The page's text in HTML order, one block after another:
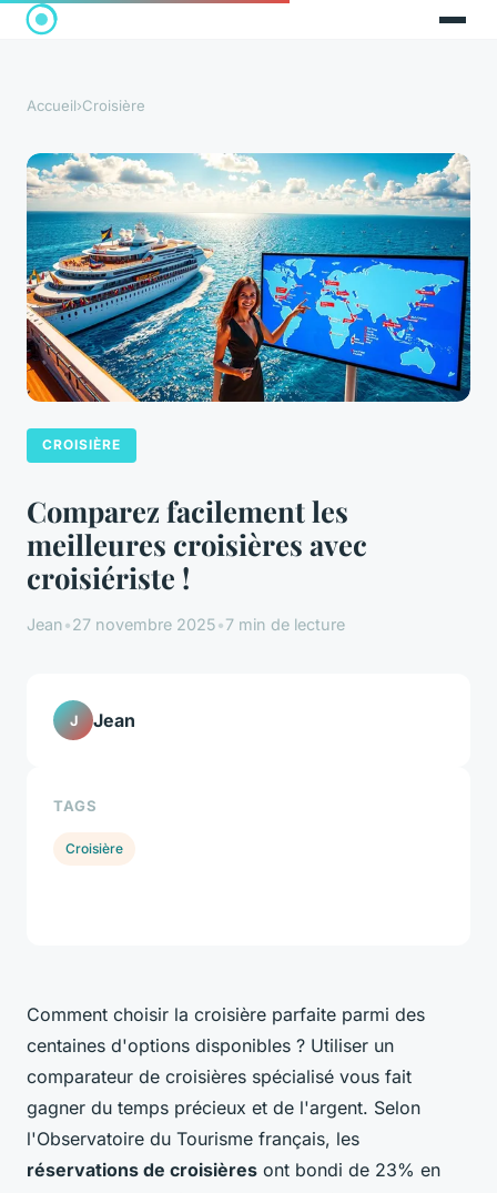
Accueil›Croisière
CROISIÈRE
Comparez facilement les
meilleures croisières avec
croisiériste !
Jean•27 novembre 2025•7 min de lecture
Comment choisir la croisière parfaite parmi des
centaines d'options disponibles ? Utiliser un
comparateur de croisières spécialisé vous fait
gagner du temps précieux et de l'argent. Selon
l'Observatoire du Tourisme français, les
réservations de croisières ont bondi de 23% en
J Jean
TAGS
Croisière